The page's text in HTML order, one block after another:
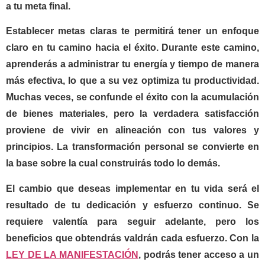
a tu meta final.
Establecer metas claras te permitirá tener un enfoque
claro en tu camino hacia el éxito. Durante este camino,
aprenderás a administrar tu energía y tiempo de manera
más efectiva, lo que a su vez optimiza tu productividad.
Muchas veces, se confunde el éxito con la acumulación
de bienes materiales, pero la verdadera satisfacción
proviene de vivir en alineación con tus valores y
principios. La transformación personal se convierte en
la base sobre la cual construirás todo lo demás.
El cambio que deseas implementar en tu vida será el
resultado de tu dedicación y esfuerzo continuo. Se
requiere valentía para seguir adelante, pero los
beneficios que obtendrás valdrán cada esfuerzo. Con la
LEY DE LA MANIFESTACIÓN , podrás tener acceso a un